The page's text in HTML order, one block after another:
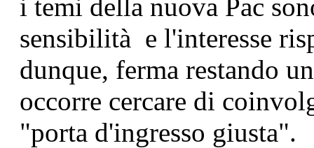
i temi della nuova Pac
sensibilità e l'interesse
dunque, ferma restando
occorre cercare di
"porta d'ingresso giusta".